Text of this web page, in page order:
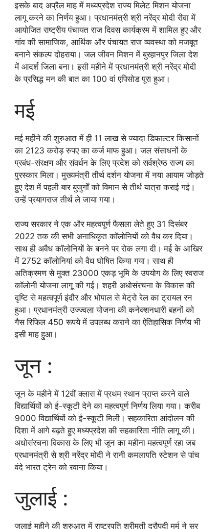
इसके बाद अप्रैल माह में मध्यप्रदेश राज्य मिलेट मिशन योजना
लागू करने का निर्णय हुआ। प्रधानमंत्री श्री नरेंद्र मोदी रीवा में
आयोजित राष्ट्रीय पंचायत राज दिवस कार्यक्रम में शामिल हुए और
गांव की सामाजिक, आर्थिक और पंचायत राज व्यवस्था को मजबूत
बनाने संकल्प दोहराया। जल जीवन मिशन में बुरहानपुर जिला देश
में आदर्श जिला बना। इसी महीने में प्रधानमंत्री श्री नरेंद्र मोदी
के प्रसिद्ध मन की बात का 100 वां एपिसोड पूरा हुआ।
मई
मई महीने की शुरुआत में ही 11 लाख से ज्यादा डिफाल्टर किसानों
का 2123 करोड़ रुपए का कर्ज माफ हुआ। जल संसाधनों के
प्रबंध-संरक्षण और संवर्धन के लिए प्रदेश को सर्वश्रेष्ठ राज्य का
पुरस्कार मिला। मुख्यमंत्री तीर्थ दर्शन योजना में नया आयाम जोड़ते
हुए देश में पहली बार बुजुर्गों को विमान से तीर्थ यात्रा कराई गई।
उन्हें प्रयागराज तीर्थ ले जाया गया।
राज्य सरकार ने एक और महत्वपूर्ण फैसला लेते हुए 31 दिसंबर
2022 तक की सभी अनाधिकृत कॉलोनियों को वैध कर दिया।
साथ ही अवैध कॉलोनियों के बनने पर रोक लगा दी। मई के आखिर
में 2752 कॉलोनियां को वैध घोषित किया गया। साथ ही
अतिक्रमण से मुक्त 23000 एकड़ भूमि के उपयोग के लिए स्वराज
कॉलोनी योजना लागू की गई। शहरी अधोसंरचना के विकास की
दृष्टि से महत्वपूर्ण इंदौर और भोपाल से मेट्रो रेल का ट्रायल रन
हुआ। प्रधानमंत्री उज्ज्वला योजना की कनेक्शनधारी बहनों को
गैस रिफिल 450 रूपये में उपलब्ध कराने का ऐतिहासिक निर्णय भी
इसी माह हुआ।
जून :
जून के महीने में 12वीं क्लास में प्रथम स्थान प्राप्त करने वाले
विद्यार्थियों को ई-स्कूटी देने का महत्वपूर्ण निर्णय लिया गया। करीब
9000 विद्यार्थियों को ई-स्कूटी मिली। सहकारिता आंदोलन की
दिशा में आगे बढ़ते हुए मध्यप्रदेश की सहकारिता नीति लागू की।
अधोसंरचना विकास के लिए भी जून का महीना महत्वपूर्ण रहा जब
प्रधानमंत्री से श्री नरेंद्र मोदी ने रानी कमलापति स्टेशन से पांच
वंदे भारत ट्रेन को रवाना किया।
जुलाई :
जुलाई महीने की शुरुआत में राष्ट्रपति श्रीमती द्रौपदी मुर्मू ने सर